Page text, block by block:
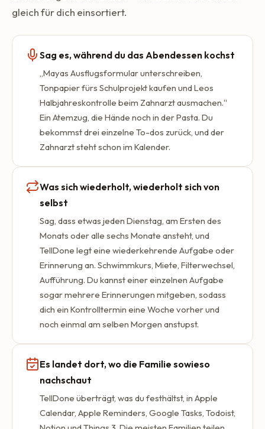
gleich für dich einsortiert.
Sag es, während du das Abendessen kochst
„Mayas Ausflugsformular unterschreiben,
Tonpapier fürs Schulprojekt kaufen und Leos
Halbjahreskontrolle beim Zahnarzt ausmachen.“
Ein Atemzug, die Hände noch in der Pasta. Du
bekommst drei einzelne To-dos zurück, und der
Zahnarzt steht schon im Kalender.
Was sich wiederholt, wiederholt sich von
selbst
Sag, dass etwas jeden Dienstag, am Ersten des
Monats oder alle sechs Monate ansteht, und
TellDone legt eine wiederkehrende Aufgabe oder
Erinnerung an. Schwimmkurs, Miete, Filterwechsel,
Aufführung. Du kannst einer einzelnen Aufgabe
sogar mehrere Erinnerungen mitgeben, sodass
dich ein Kontrolltermin eine Woche vorher und
noch einmal am selben Morgen anstupst.
Es landet dort, wo die Familie sowieso
nachschaut
TellDone überträgt, was du festhältst, in Apple
Calendar, Apple Reminders, Google Tasks, Todoist,